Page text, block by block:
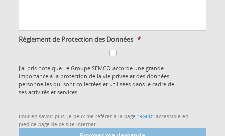
Règlement de Protection des Données *
J'ai pris note que Le Groupe SEMCO accorde une grande
importance à la protection de la vie privée et des données
personnelles qui sont collectées et utilisées dans le cadre de
ses activités et services.
Pour en savoir plus, je peux me référer à la page "RGPD"accessible en
pied de page de ce site internet.